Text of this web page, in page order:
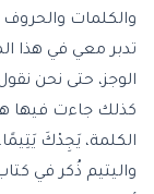
والكلمات
تدبر معي في هذا
الوجز، حتى نحن
كذلك جاءت فيها
الكلمة، يَجِدْكَ يَتِيمًا.
واليتيم ذُكر في